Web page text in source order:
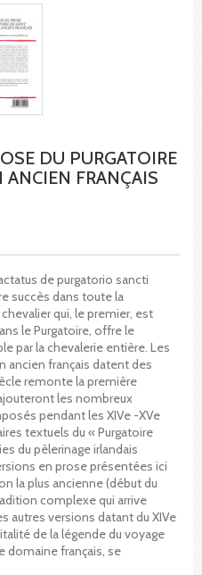
DU PURGATOIRE
ANCIEN FRANÇAIS
de purgatorio sancti
succès dans toute la
qui, le premier, est
le Purgatoire, offre le
par la chevalerie entière. Les
ancien français datent des
remonte la première
les nombreux
pendant les XIVe -XVe
textuels du « Purgatoire
du pèlerinage irlandais
en prose présentées ici
la plus ancienne (début du
complexe qui arrive
autres versions datant du XIVe
de la légende du voyage
domaine français, se